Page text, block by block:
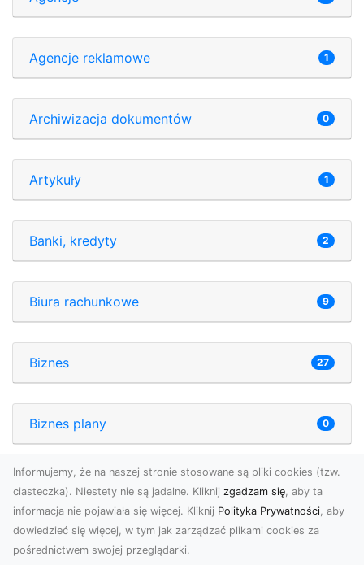
Agencje reklamowe 1
Archiwizacja dokumentów 0
Artykuły 1
Banki, kredyty 2
Biura rachunkowe 9
Biznes 27
Biznes plany 0
Budownictwo
Doradztwo
Informujemy, że na naszej stronie stosowane są pliki cookies (tzw.
ciasteczka). Niestety nie są jadalne. Kliknij zgadzam się, aby ta
informacja nie pojawiała się więcej. Kliknij Polityka Prywatności, aby
dowiedzieć się więcej, w tym jak zarządzać plikami cookies za
pośrednictwem swojej przeglądarki.